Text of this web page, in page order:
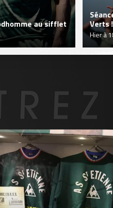
au sifflet Verts !
Hier à